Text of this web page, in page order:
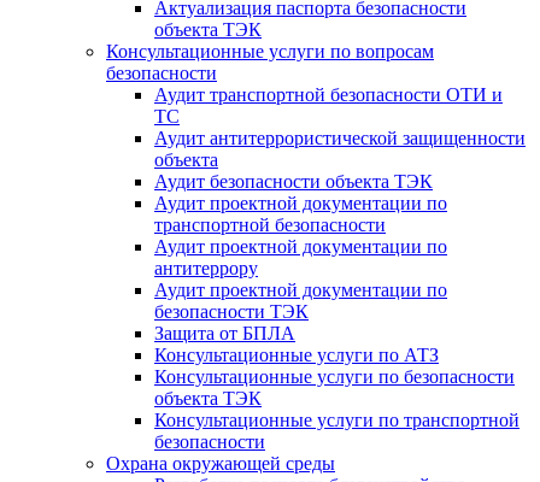
Актуализация паспорта безопасности
объекта ТЭК
Консультационные услуги по вопросам
безопасности
Аудит транспортной безопасности ОТИ и
ТС
Аудит антитеррористической защищенности
объекта
Аудит безопасности объекта ТЭК
Аудит проектной документации по
транспортной безопасности
Аудит проектной документации по
антитеррору
Аудит проектной документации по
безопасности ТЭК
Защита от БПЛА
Консультационные услуги по АТЗ
Консультационные услуги по безопасности
объекта ТЭК
Консультационные услуги по транспортной
безопасности
Охрана окружающей среды